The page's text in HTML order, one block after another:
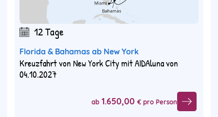
12 Tage
Florida & Bahamas ab New York
Kreuzfahrt von New York City mit AIDAluna von
04.10.2027
ab 1.650,00 € pro Person